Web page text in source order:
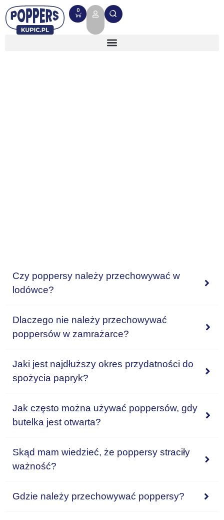
0
Czy poppersy należy przechowywać w
lodówce?
Dlaczego nie należy przechowywać
poppersów w zamrażarce?
Jaki jest najdłuższy okres przydatności do
spożycia papryk?
Jak często można używać poppersów, gdy
butelka jest otwarta?
Skąd mam wiedzieć, że poppersy straciły
ważność?
Gdzie należy przechowywać poppersy?